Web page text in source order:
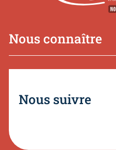
Nous connaître
Nous suivre